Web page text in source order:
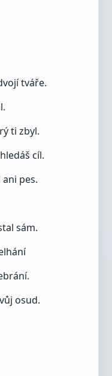
tváře.
ti zbyl.
cíl.
pes.
sám.
osud.